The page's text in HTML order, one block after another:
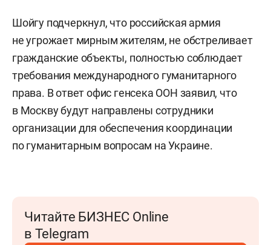
Шойгу подчеркнул, что российская армия
не угрожает мирным жителям, не обстреливает
гражданские объекты, полностью соблюдает
требования международного гуманитарного
права. В ответ офис генсека ООН заявил, что
в Москву будут направлены сотрудники
организации для обеспечения координации
по гуманитарным вопросам на Украине.
Читайте БИЗНЕС Online
в Telegram